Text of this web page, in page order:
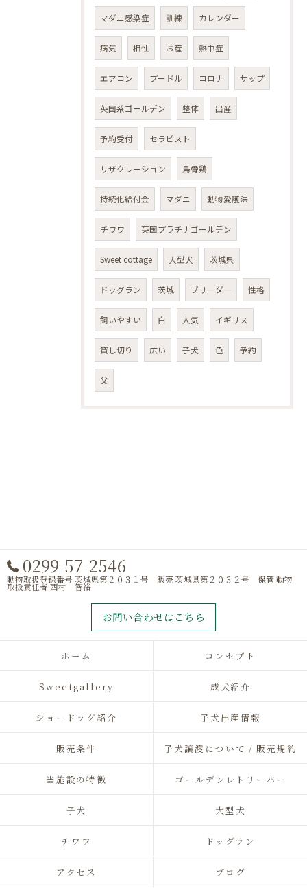
マダニ感染症 訓練 カレンダー
病気 相性 お産 熱中症
エアコン プードル コロナ サップ
英国系ゴールデン 整体 出産
予約受付 セラピスト
リザクレーション 烏骨鶏
持続化給付金 マダニ 動物愛護法
チワワ 英国プラチナゴールデン
Sweet cottage 大型犬 茨城県
ドッグラン 茨城 ブリーダー 性格
飼いやすい 白 人気 イギリス
貸し切り 広い 子犬 色 予約
父
0299-57-2546
動物取扱登録番号 茨城県第２０３１号 販売 茨城県第２０３２号 保管 動物
取扱責任者 西村 智裕
お問い合わせはこちら
ホーム コンセプト
Sweetgallery 成犬紹介
ショードッグ紹介 子犬出産情報
販売条件 子犬譲渡について / 販売規約
当施設の特徴 ゴールデンレトリーバー
子犬 大型犬
チワワ ドッグラン
アクセス ブログ